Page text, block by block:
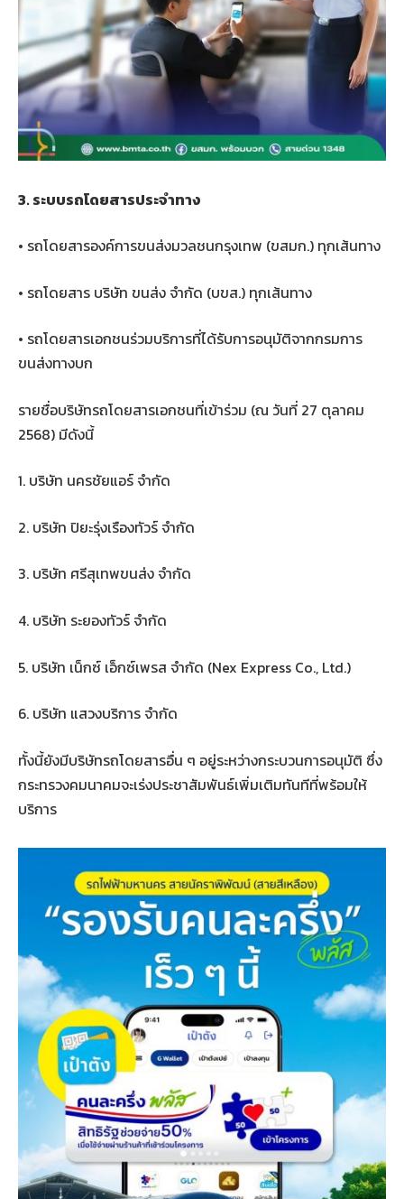
3. ระบบรถโดยสารประจำทาง
• รถโดยสารองค์การขนส่งมวลชนกรุงเทพ (ขสมก.) ทุกเส้นทาง
• รถโดยสาร บริษัท ขนส่ง จำกัด (บขส.) ทุกเส้นทาง
• รถโดยสารเอกชนร่วมบริการที่ได้รับการอนุมัติจากกรมการ
ขนส่งทางบก
รายชื่อบริษัทรถโดยสารเอกชนที่เข้าร่วม (ณ วันที่ 27 ตุลาคม
2568) มีดังนี้
1. บริษัท นครชัยแอร์ จำกัด
2. บริษัท ปิยะรุ่งเรืองทัวร์ จำกัด
3. บริษัท ศรีสุเทพขนส่ง จำกัด
4. บริษัท ระยองทัวร์ จำกัด
5. บริษัท เน็กซ์ เอ็กซ์เพรส จำกัด (Nex Express Co., Ltd.)
6. บริษัท แสวงบริการ จำกัด
ทั้งนี้ยังมีบริษัทรถโดยสารอื่น ๆ อยู่ระหว่างกระบวนการอนุมัติ ซึ่ง
กระทรวงคมนาคมจะเร่งประชาสัมพันธ์เพิ่มเติมทันทีที่พร้อมให้
บริการ